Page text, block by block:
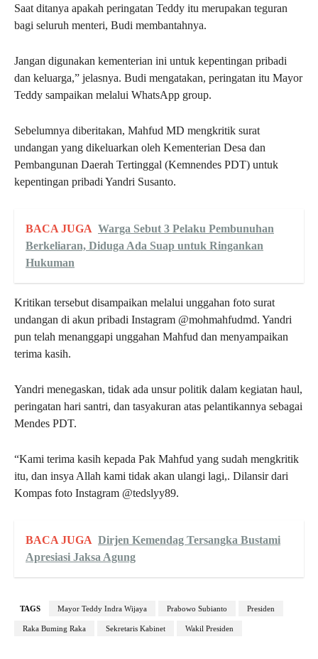
Saat ditanya apakah peringatan Teddy itu merupakan teguran
bagi seluruh menteri, Budi membantahnya.
Jangan digunakan kementerian ini untuk kepentingan pribadi
dan keluarga,” jelasnya. Budi mengatakan, peringatan itu Mayor
Teddy sampaikan melalui WhatsApp group.
Sebelumnya diberitakan, Mahfud MD mengkritik surat
undangan yang dikeluarkan oleh Kementerian Desa dan
Pembangunan Daerah Tertinggal (Kemnendes PDT) untuk
kepentingan pribadi Yandri Susanto.
BACA JUGA Warga Sebut 3 Pelaku Pembunuhan
Berkeliaran, Diduga Ada Suap untuk Ringankan
Hukuman
Kritikan tersebut disampaikan melalui unggahan foto surat
undangan di akun pribadi Instagram @mohmahfudmd. Yandri
pun telah menanggapi unggahan Mahfud dan menyampaikan
terima kasih.
Yandri menegaskan, tidak ada unsur politik dalam kegiatan haul,
peringatan hari santri, dan tasyakuran atas pelantikannya sebagai
Mendes PDT.
“Kami terima kasih kepada Pak Mahfud yang sudah mengkritik
itu, dan insya Allah kami tidak akan ulangi lagi,. Dilansir dari
Kompas foto Instagram @tedslyy89.
BACA JUGA Dirjen Kemendag Tersangka Bustami
Apresiasi Jaksa Agung
TAGS Mayor Teddy Indra Wijaya Prabowo Subianto Presiden
Raka Buming Raka Sekretaris Kabinet Wakil Presiden